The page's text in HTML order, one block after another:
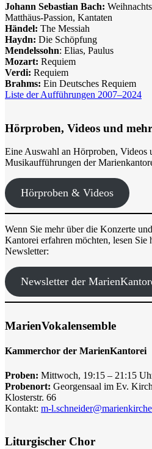
Johann Sebastian Bach:
Matthäus-Passion, Kantaten
Händel: The Messiah
Haydn: Die Schöpfung
Mendelssohn: Elias, Paulus
Mozart: Requiem
Verdi: Requiem
Brahms: Ein Deutsches Requiem
Liste der Aufführungen 2007–2024
Hörproben, Videos und
Eine Auswahl an Hörproben, Videos
Musikaufführungen der
Hörproben & Videos
Wenn Sie mehr über die Konzerte
Kantorei erfahren möchten, lesen Sie
Newsletter:
Newsletter der
MarienVokalensemble
Kammerchor der MarienKantorei
Proben: Mittwoch, 19:15 – 21:15
Probenort: Georgensaal im Ev.
Klosterstr. 66
Kontakt: m-
Liturgischer Chor